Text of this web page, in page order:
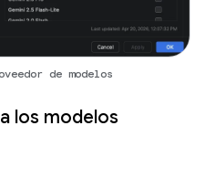
de modelos
los modelos